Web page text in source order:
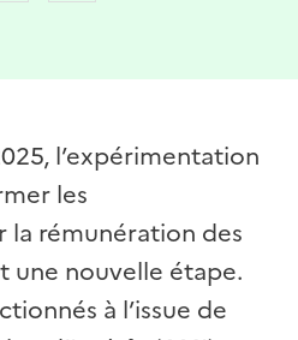
l’expérimentation
les
la rémunération des
une nouvelle étape.
à l’issue de